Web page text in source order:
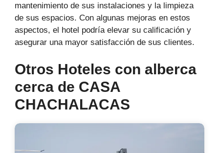
mantenimiento de sus instalaciones y la limpieza
de sus espacios. Con algunas mejoras en estos
aspectos, el hotel podría elevar su calificación y
asegurar una mayor satisfacción de sus clientes.
Otros Hoteles con alberca
cerca de CASA
CHACHALACAS